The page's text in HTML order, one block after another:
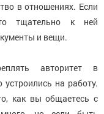
в отношениях. Если
тщательно к ней
и вещи.
авторитет в
на работу.
как вы общаетесь с